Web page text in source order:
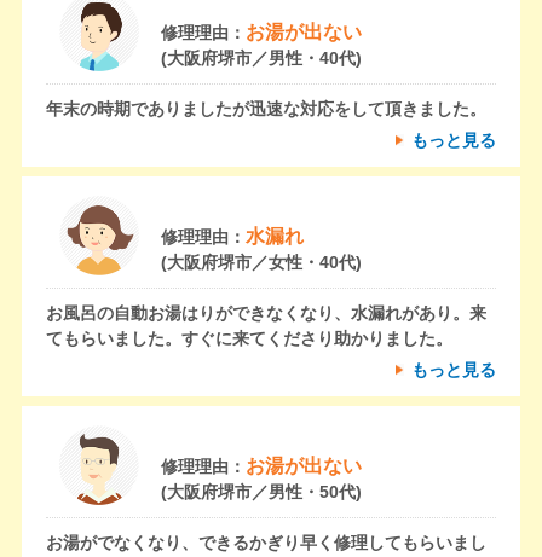
修理理由： お湯が出ない
(大阪府堺市／男性・40代)
年末の時期でありましたが迅速な対応をして頂きました。
もっと見る
修理理由： 水漏れ
(大阪府堺市／女性・40代)
お風呂の自動お湯はりができなくなり、水漏れがあり。来
てもらいました。すぐに来てくださり助かりました。
もっと見る
修理理由： お湯が出ない
(大阪府堺市／男性・50代)
お湯がでなくなり、できるかぎり早く修理してもらいまし